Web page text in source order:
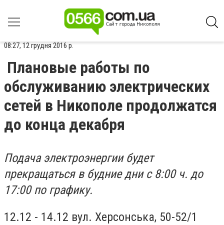
08:27, 12 грудня 2016 р.
Плановые работы по
обслуживанию электрических
сетей в Никополе продолжатся
до конца декабря
Подача электроэнергии будет
прекращаться в будние дни с 8:00 ч. до
17:00 по графику.
12.12 - 14.12 вул. Херсонська, 50-52/1